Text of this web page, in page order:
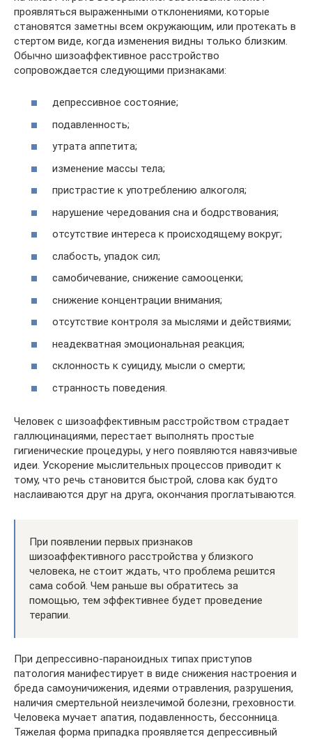
проявляться выраженными отклонениями, которые
становятся заметны всем окружающим, или протекать в
стертом виде, когда изменения видны только близким.
Обычно шизоаффективное расстройство
сопровождается следующими признаками:
депрессивное состояние;
подавленность;
утрата аппетита;
изменение массы тела;
пристрастие к употреблению алкоголя;
нарушение чередования сна и бодрствования;
отсутствие интереса к происходящему вокруг;
слабость, упадок сил;
самобичевание, снижение самооценки;
снижение концентрации внимания;
отсутствие контроля за мыслями и действиями;
неадекватная эмоциональная реакция;
склонность к суициду, мысли о смерти;
странность поведения.
Человек с шизоаффективным расстройством страдает
галлюцинациями, перестает выполнять простые
гигиенические процедуры, у него появляются навязчивые
идеи. Ускорение мыслительных процессов приводит к
тому, что речь становится быстрой, слова как будто
наслаиваются друг на друга, окончания проглатываются.
При появлении первых признаков
шизоаффективного расстройства у близкого
человека, не стоит ждать, что проблема решится
сама собой. Чем раньше вы обратитесь за
помощью, тем эффективнее будет проведение
терапии.
При депрессивно-параноидных типах приступов
патология манифестирует в виде снижения настроения и
бреда самоуничижения, идеями отравления, разрушения,
наличия смертельной неизлечимой болезни, греховности.
Человека мучает апатия, подавленность, бессонница.
Тяжелая форма припадка проявляется депрессивный